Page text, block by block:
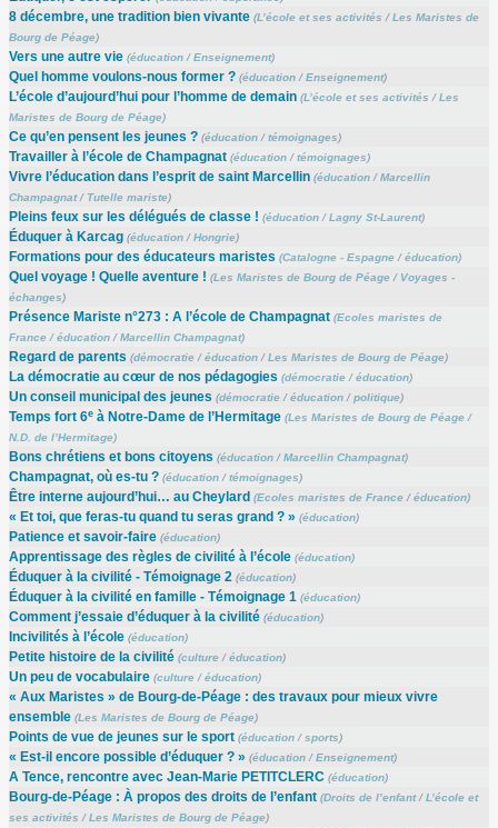
8 décembre, une tradition bien vivante (L’école et ses activités /Les Maristes de
Bourg de Péage)
Vers une autre vie (éducation/Enseignement)
Quel homme voulons-nous former ? (éducation/Enseignement)
L’école d’aujourd’hui pour l’homme de demain (L’école et ses activités /Les
Maristes de Bourg de Péage)
Ce qu’en pensent les jeunes ? (éducation/témoignages)
Travailler à l’école de Champagnat (éducation/témoignages)
Vivre l’éducation dans l’esprit de saint Marcellin (éducation/Marcellin
Champagnat/ Tutelle mariste)
Pleins feux sur les délégués de classe ! (éducation/Lagny St-Laurent)
Éduquer à Karcag (éducation/Hongrie)
Formations pour des éducateurs maristes (Catalogne - Espagne/éducation)
Quel voyage ! Quelle aventure ! (Les Maristes de Bourg de Péage/ Voyages -
échanges)
Présence Mariste n°273 : A l’école de Champagnat (Ecoles maristes de
France/éducation/Marcellin Champagnat)
Regard de parents (démocratie/éducation/Les Maristes de Bourg de Péage)
La démocratie au cœur de nos pédagogies (démocratie/éducation)
Un conseil municipal des jeunes (démocratie/éducation/politique)
Temps fort 6eà Notre-Dame de l’Hermitage (Les Maristes de Bourg de Péage/
N.D. de l’Hermitage)
Bons chrétiens et bons citoyens (éducation/Marcellin Champagnat)
Champagnat, où es-tu ? (éducation/témoignages)
Être interne aujourd’hui… au Cheylard (Ecoles maristes de France/éducation)
« Et toi, que feras-tu quand tu seras grand ? » (éducation)
Patience et savoir-faire (éducation)
Apprentissage des règles de civilité à l’école (éducation)
Éduquer à la civilité - Témoignage 2 (éducation)
Éduquer à la civilité en famille - Témoignage 1 (éducation)
Comment j’essaie d’éduquer à la civilité (éducation)
Incivilités à l’école (éducation)
Petite histoire de la civilité (culture/éducation)
Un peu de vocabulaire (culture/éducation)
« Aux Maristes » de Bourg-de-Péage : des travaux pour mieux vivre
ensemble (Les Maristes de Bourg de Péage)
Points de vue de jeunes sur le sport (éducation/sports)
« Est-il encore possible d’éduquer ? » (éducation/Enseignement)
A Tence, rencontre avec Jean-Marie PETITCLERC (éducation)
Bourg-de-Péage : À propos des droits de l’enfant (Droits de l’enfant/L’école et
ses activités /Les Maristes de Bourg de Péage)